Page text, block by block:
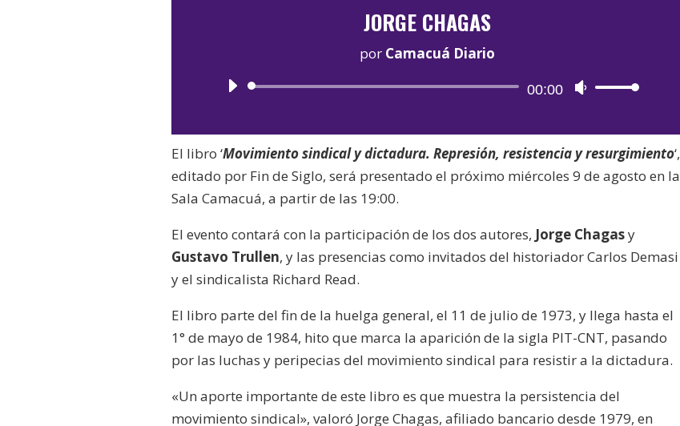
JORGE CHAGAS
por Camacuá Diario
Reproductor
audio
00:00
Utiliza
teclas
de
flecha
aumentar
el
volumen.
El libro ‘Movimiento sindical y dictadura. Represión, resistencia y resurgimiento‘,
editado por Fin de Siglo, será presentado el próximo miércoles 9 de agosto en la
Sala Camacuá, a partir de las 19:00.
El evento contará con la participación de los dos autores, Jorge Chagasy
Gustavo Trullen, y las presencias como invitados del historiador Carlos Demasi
y el sindicalista Richard Read.
El libro parte del fin de la huelga general, el 11 de julio de 1973, y llega hasta el
1° de mayo de 1984, hito que marca la aparición de la sigla PIT-CNT, pasando
por las luchas y peripecias del movimiento sindical para resistir a la dictadura.
«Un aporte importante de este libro es que muestra la persistencia del
movimiento sindical», valoró Jorge Chagas, afiliado bancario desde 1979, en